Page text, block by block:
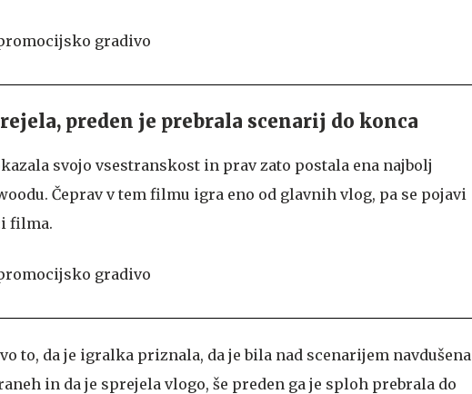
preden je prebrala scenarij do konca
svojo vsestranskost in prav zato postala ena najbolj
Čeprav v tem filmu igra eno od glavnih vlog, pa se pojavi
filma.
to, da je igralka priznala, da je bila nad scenarijem navdušena
in da je sprejela vlogo, še preden ga je sploh prebrala do